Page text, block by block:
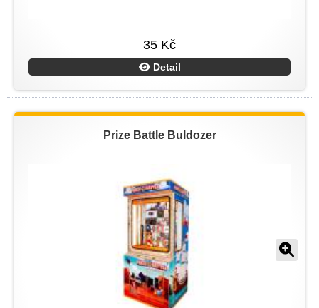
35 Kč
Detail
Prize Battle Buldozer